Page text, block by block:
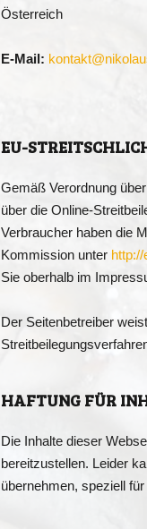
Österreich
E-Mail:
EU-
Gemäß Verordnung
über die Online-
Verbraucher haben die
Kommission unter
Sie oberhalb im
Der Seitenbetreiber
HAFTUNG FÜR
Die Inhalte dieser
bereitzustellen. Leider
übernehmen, speziell